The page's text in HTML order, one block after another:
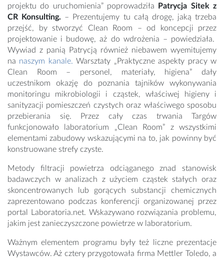
projektu do uruchomienia” poprowadziła
Patrycja Sitek z
CR Konsulting. – Prezentujemy tu całą drogę, jaką trzeba
przejść, by stworzyć Clean Room – od koncepcji przez
projektowanie i budowę, aż do wdrożenia – powiedziała.
Wywiad z panią Patrycją również niebawem wyemitujemy
na naszym kanale. Warsztaty „Praktyczne aspekty pracy w
Clean Room – personel, materiały, higiena” dały
uczestnikom okazję do poznania tajników wykonywania
monitoringu mikrobiologii i cząstek, właściwej higieny i
sanityzacji pomieszczeń czystych oraz właściwego sposobu
przebierania się. Przez cały czas trwania Targów
funkcjonowało laboratorium „Clean Room” z wszystkimi
elementami zabudowy wskazującymi na to, jak powinny być
konstruowane strefy czyste.
Metody filtracji powietrza odciąganego znad stanowisk
badawczych w analizach z użyciem cząstek stałych oraz
skoncentrowanych lub gorących substancji chemicznych
zaprezentowano podczas konferencji organizowanej przez
portal Laboratoria.net. Wskazywano rozwiązania problemu,
jakim jest zanieczyszczone powietrze w laboratorium.
Ważnym elementem programu były też liczne prezentacje
Wystawców. Aż cztery przygotowała firma Mettler Toledo, a